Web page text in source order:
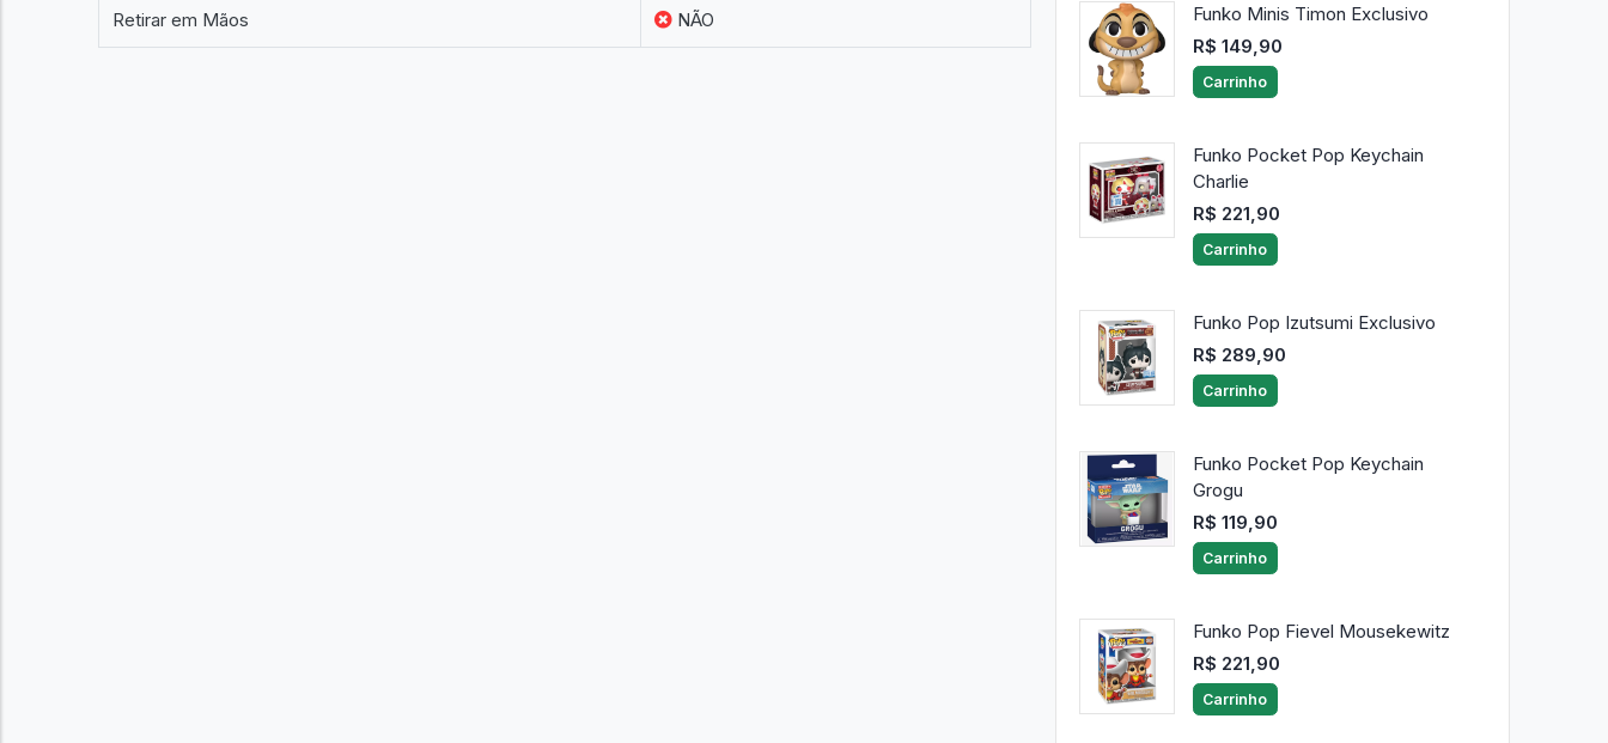
Retirar em Mãos NÃO
Funko Minis Timon Exclusivo
R$ 149,90
Carrinho
Funko Pocket Pop Keychain
Charlie
R$ 221,90
Carrinho
Funko Pop Izutsumi Exclusivo
R$ 289,90
Carrinho
Funko Pocket Pop Keychain
Grogu
R$ 119,90
Carrinho
Funko Pop Fievel Mousekewitz
R$ 221,90
Carrinho